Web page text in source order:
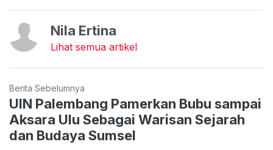
Nila Ertina
Lihat semua artikel
Berita Sebelumnya
UIN Palembang Pamerkan Bubu sampai
Aksara Ulu Sebagai Warisan Sejarah
dan Budaya Sumsel